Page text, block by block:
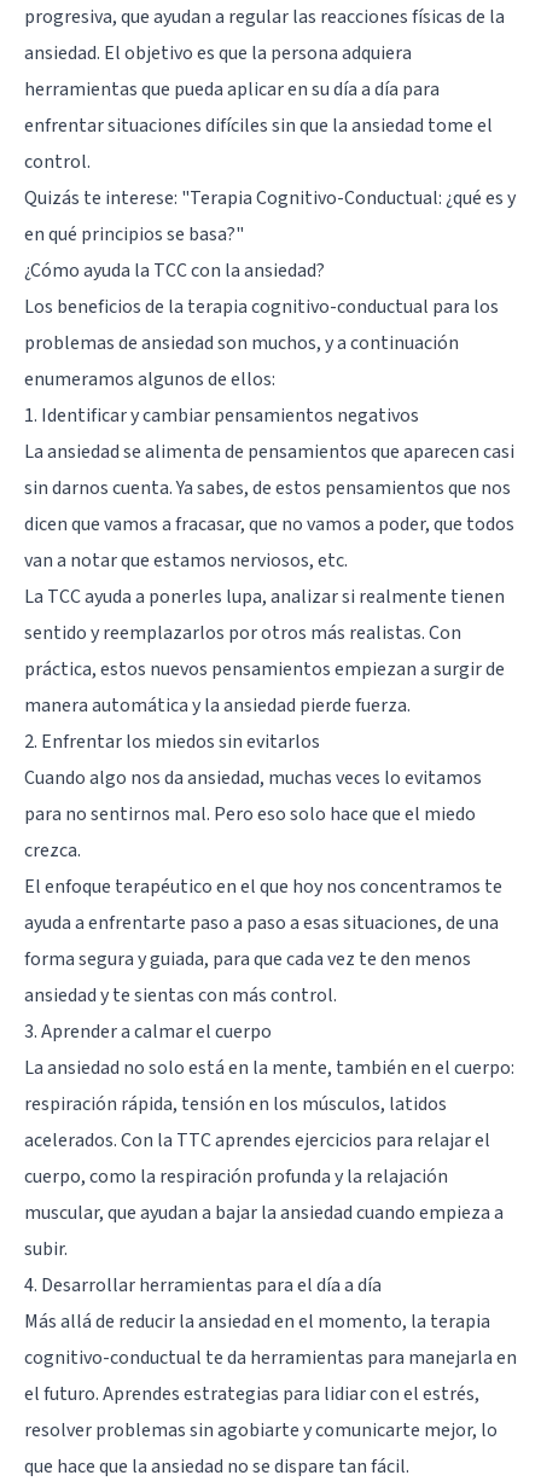
progresiva, que ayudan a regular las reacciones físicas de la
ansiedad. El objetivo es que la persona adquiera
herramientas que pueda aplicar en su día a día para
enfrentar situaciones difíciles sin que la ansiedad tome el
control.
Quizás te interese: "Terapia Cognitivo-Conductual: ¿qué es y
en qué principios se basa?"
¿Cómo ayuda la TCC con la ansiedad?
Los beneficios de la terapia cognitivo-conductual para los
problemas de ansiedad son muchos, y a continuación
enumeramos algunos de ellos:
1. Identificar y cambiar pensamientos negativos
La ansiedad se alimenta de pensamientos que aparecen casi
sin darnos cuenta. Ya sabes, de estos pensamientos que nos
dicen que vamos a fracasar, que no vamos a poder, que todos
van a notar que estamos nerviosos, etc.
La TCC ayuda a ponerles lupa, analizar si realmente tienen
sentido y reemplazarlos por otros más realistas. Con
práctica, estos nuevos pensamientos empiezan a surgir de
manera automática y la ansiedad pierde fuerza.
2. Enfrentar los miedos sin evitarlos
Cuando algo nos da ansiedad, muchas veces lo evitamos
para no sentirnos mal. Pero eso solo hace que el miedo
crezca.
El enfoque terapéutico en el que hoy nos concentramos te
ayuda a enfrentarte paso a paso a esas situaciones, de una
forma segura y guiada, para que cada vez te den menos
ansiedad y te sientas con más control.
3. Aprender a calmar el cuerpo
La ansiedad no solo está en la mente, también en el cuerpo:
respiración rápida, tensión en los músculos, latidos
acelerados. Con la TTC aprendes ejercicios para relajar el
cuerpo, como la respiración profunda y la relajación
muscular, que ayudan a bajar la ansiedad cuando empieza a
subir.
4. Desarrollar herramientas para el día a día
Más allá de reducir la ansiedad en el momento, la terapia
cognitivo-conductual te da herramientas para manejarla en
el futuro. Aprendes estrategias para lidiar con el estrés,
resolver problemas sin agobiarte y comunicarte mejor, lo
que hace que la ansiedad no se dispare tan fácil.